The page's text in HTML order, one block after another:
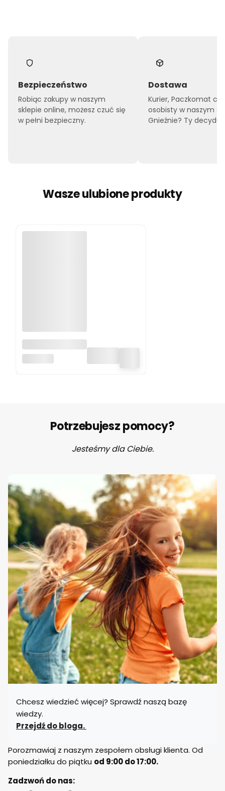
Bezpieczeństwo
Robiąc zakupy w naszym
sklepie online, możesz czuć się
w pełni bezpieczny.
Dostawa
Kurier, Paczkomat
osobisty w naszym
Gnieźnie? Ty
Wasze ulubione produkty
obciążeniowy
Nietoperz
Potrzebujesz pomocy?
Jesteśmy dla Ciebie.
Chcesz wiedzieć więcej? Sprawdź naszą bazę
wiedzy.
Przejdź do bloga.
Porozmawiaj z naszym zespołem obsługi klienta. Od
poniedziałku do piątku od 9:00 do 17:00.
Zadzwoń do nas: